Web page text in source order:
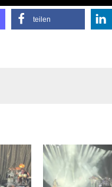
teilen